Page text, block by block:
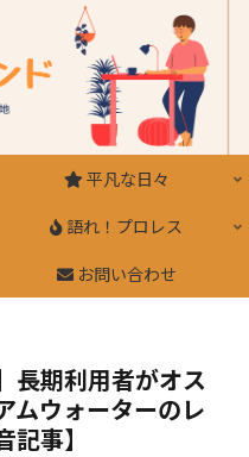
平凡な日々
語れ！プロレス
お問い合わせ
長期利用者がオス
ムウォーターのレ
事】